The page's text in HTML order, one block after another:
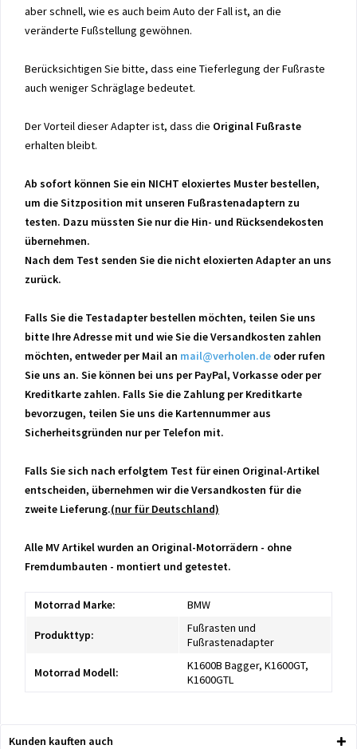
aber schnell, wie es auch beim Auto der Fall ist, an die
veränderte Fußstellung gewöhnen.
Berücksichtigen Sie bitte, dass eine Tieferlegung der Fußraste
auch weniger Schräglage bedeutet.
Der Vorteil dieser Adapter ist, dass die Original Fußraste
erhalten bleibt.
Ab sofort können Sie ein NICHT eloxiertes Muster bestellen,
um die Sitzposition mit unseren Fußrastenadaptern zu
testen. Dazu müssten Sie nur die Hin- und Rücksendekosten
übernehmen.
Nach dem Test senden Sie die nicht eloxierten Adapter an uns
zurück.
Falls Sie die Testadapter bestellen möchten, teilen Sie uns
bitte Ihre Adresse mit und wie Sie die Versandkosten zahlen
möchten, entweder per Mail an mail@verholen.de oder rufen
Sie uns an. Sie können bei uns per PayPal, Vorkasse oder per
Kreditkarte zahlen. Falls Sie die Zahlung per Kreditkarte
bevorzugen, teilen Sie uns die Kartennummer aus
Sicherheitsgründen nur per Telefon mit.
Falls Sie sich nach erfolgtem Test für einen Original-Artikel
entscheiden, übernehmen wir die Versandkosten für die
zweite Lieferung.(nur für Deutschland)
Alle MV Artikel wurden an Original-Motorrädern - ohne
Fremdumbauten - montiert und getestet.
Motorrad Marke: BMW
Produkttyp:
Fußrasten und
Fußrastenadapter
Motorrad Modell:
K1600B Bagger, K1600GT,
K1600GTL
Kunden kauften auch